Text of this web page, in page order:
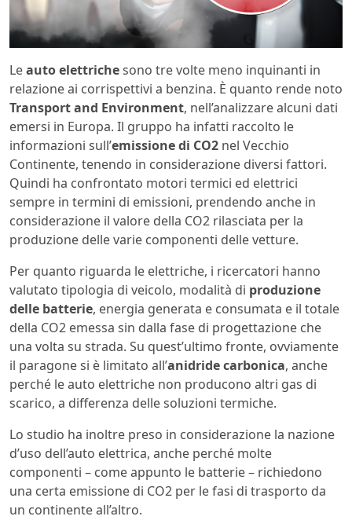
Leauto elettrichesono tre volte meno inquinanti in
relazione ai corrispettivi a benzina. È quanto rende noto
Transport and Environment, nell’analizzare alcuni dati
emersi in Europa. Il gruppo ha infatti raccolto le
informazioni sull’emissione di CO2 nel Vecchio
Continente, tenendo in considerazione diversi fattori.
Quindi ha confrontato motori termici ed elettrici
sempre in termini di emissioni, prendendo anche in
considerazione il valore della CO2 rilasciata per la
produzione delle varie componenti delle vetture.
Per quanto riguarda le elettriche, i ricercatori hanno
valutato tipologia di veicolo, modalità di produzione
delle batterie, energia generata e consumata e il totale
della CO2 emessa sin dalla fase di progettazione che
una volta su strada. Su quest’ultimo fronte, ovviamente
il paragone si è limitato all’anidride carbonica, anche
perché le auto elettriche non producono altri gas di
scarico, a differenza delle soluzioni termiche.
Lo studio ha inoltre preso in considerazione la nazione
d’uso dell’auto elettrica, anche perché molte
componenti – come appunto le batterie – richiedono
una certa emissione di CO2 per le fasi di trasporto da
un continente all’altro.